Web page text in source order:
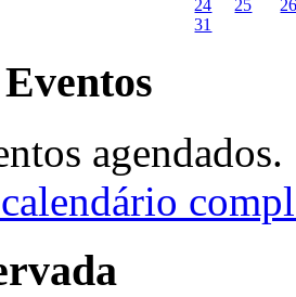
24 25
31
agendados.